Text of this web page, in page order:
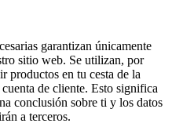
garantizan únicamente
sitio web. Se utilizan, por
productos en tu cesta de la
de cliente. Esto significa
conclusión sobre ti y los datos
a terceros.